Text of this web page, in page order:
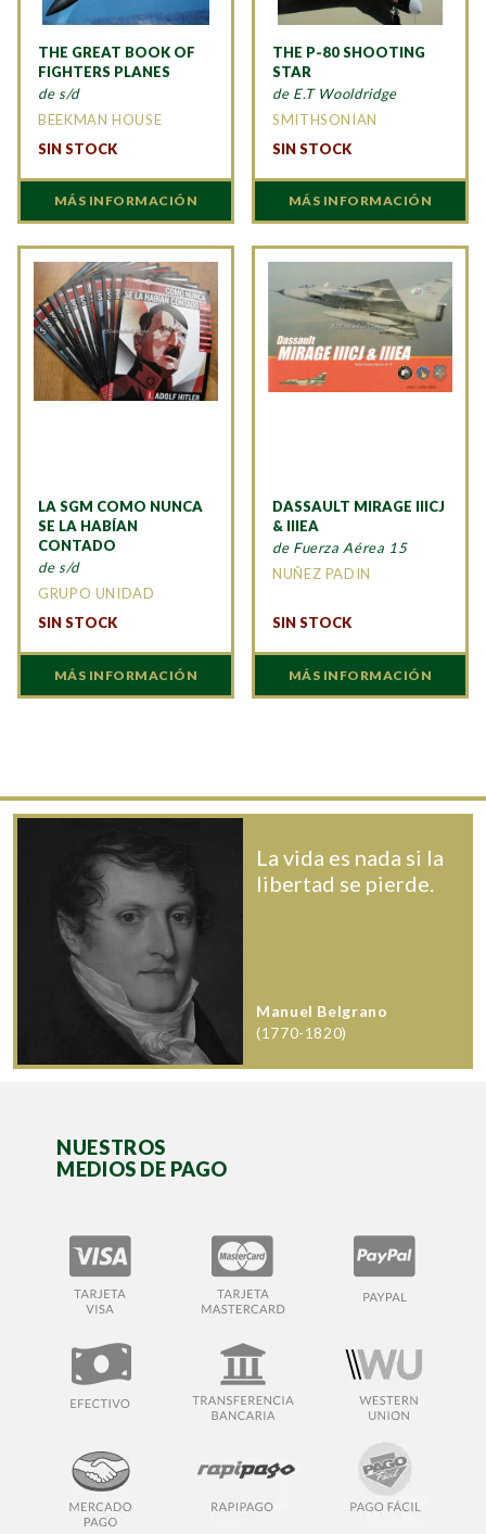
THE GREAT BOOK OF
FIGHTERS PLANES
de s/d
BEEKMAN HOUSE
SIN STOCK
MÁS INFORMACIÓN
THE P-80 SHOOTING
STAR
de E.T Wooldridge
SMITHSONIAN
SIN STOCK
MÁS INFORMACIÓN
LA SGM COMO NUNCA
SE LA HABÍAN
CONTADO
de s/d
GRUPO UNIDAD
SIN STOCK
MÁS INFORMACIÓN
DASSAULT MIRAGE IIICJ
& IIIEA
de Fuerza Aérea 15
NUÑEZ PADIN
SIN STOCK
MÁS INFORMACIÓN
La vida es nada si la
libertad se pierde.
Manuel Belgrano
(1770-1820)
NUESTROS
MEDIOS DE PAGO